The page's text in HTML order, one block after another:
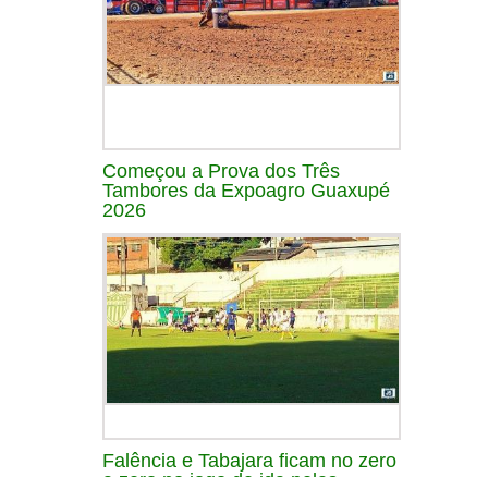
Começou a Prova dos Três
Tambores da Expoagro Guaxupé
2026
Falência e Tabajara ficam no zero